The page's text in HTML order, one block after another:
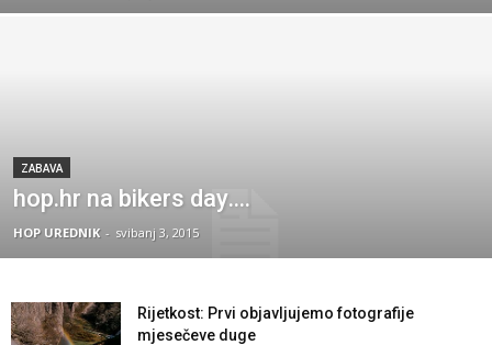
ZABAVA
hop.hr na bikers day….
HOP UREDNIK - svibanj 3, 2015
Rijetkost: Prvi objavljujemo fotografije
mjesečeve duge